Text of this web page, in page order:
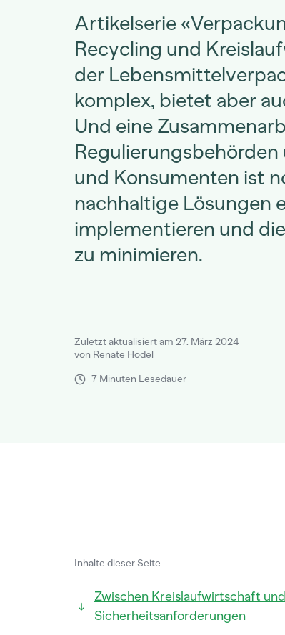
Artikelserie
Recycling und
der
komplex, bietet aber
Und eine
und Konsumenten ist
nachhaltige Lösungen
implementieren und
zu minimieren.
Zuletzt aktualisiert am 27. März 2024
von Renate Hodel
7 Minuten Lesedauer
Inhalte dieser Seite
Zwischen Kreislaufwirtschaft und
Sicherheitsanforderungen